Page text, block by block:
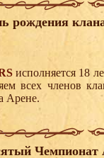
рождения
исполняется 18
всех членов
Арене.